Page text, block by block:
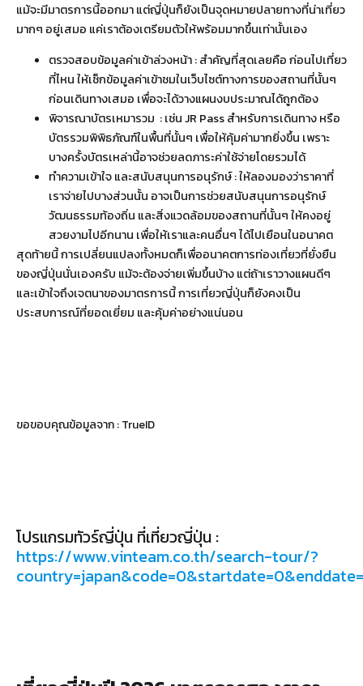
แม้จะมีมาตรการนี้ออกมา แต่ญี่ปุ่นก็ยังเป็นจุดหมายปลายทางที่น่าเที่ยว
มากๆ อยู่เสมอ แค่เราต้องเตรียมตัวให้พร้อมมากขึ้นเท่านั้นเอง
ตรวจสอบข้อมูลค่าเข้าล่วงหน้า : สำคัญที่สุดเลยคือ ก่อนไปเที่ยว
ที่ไหน ให้เช็กข้อมูลค่าเข้าชมในเว็บไซต์ทางการของสถานที่นั้นๆ
ก่อนเดินทางเสมอ เพื่อจะได้วางแผนงบประมาณได้ถูกต้อง
พิจารณาบัตรเหมารวม : เช่น JR Pass สำหรับการเดินทาง หรือ
บัตรรวมพิพิธภัณฑ์ในพื้นที่นั้นๆ เพื่อให้คุ้มค่ามากยิ่งขึ้น เพราะ
บางครั้งบัตรเหล่านี้อาจช่วยลดภาระค่าใช้จ่ายโดยรวมได้
ทำความเข้าใจ และสนับสนุนการอนุรักษ์ : ให้ลองมองว่าราคาที่
เราจ่ายไปบางส่วนนั้น อาจเป็นการช่วยสนับสนุนการอนุรักษ์
วัฒนธรรมท้องถิ่น และสิ่งแวดล้อมของสถานที่นั้นๆ ให้คงอยู่
สวยงามไปอีกนาน เพื่อให้เราและคนอื่นๆ ได้ไปเยือนในอนาคต
สุดท้ายนี้ การเปลี่ยนแปลงทั้งหมดก็เพื่ออนาคตการท่องเที่ยวที่ยั่งยืน
ของญี่ปุ่นนั่นเองครับ แม้จะต้องจ่ายเพิ่มขึ้นบ้าง แต่ถ้าเราวางแผนดีๆ
และเข้าใจถึงเจตนาของมาตรการนี้ การเที่ยวญี่ปุ่นก็ยังคงเป็น
ประสบการณ์ที่ยอดเยี่ยม และคุ้มค่าอย่างแน่นอน
ขอขอบคุณข้อมูลจาก : TrueID
โปรแกรมทัวร์ญี่ปุ่น ที่เที่ยวญี่ปุ่น :
https://www.vinteam.co.th/search-tour/?